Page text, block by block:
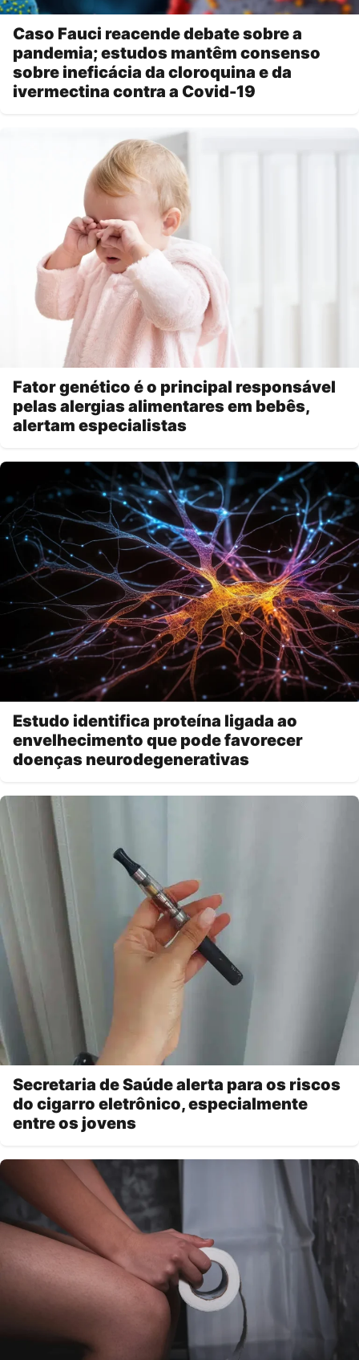
Caso Fauci reacende debate sobre a
pandemia; estudos mantêm consenso
sobre ineficácia da cloroquina e da
ivermectina contra a Covid-19
Fator genético é o principal responsável
pelas alergias alimentares em bebês,
alertam especialistas
Estudo identifica proteína ligada ao
envelhecimento que pode favorecer
doenças neurodegenerativas
Secretaria de Saúde alerta para os riscos
do cigarro eletrônico, especialmente
entre os jovens